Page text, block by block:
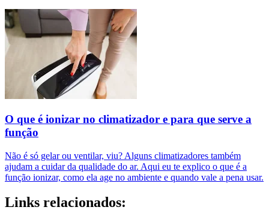
O que é ionizar no climatizador e para que serve a
função
Não é só gelar ou ventilar, viu? Alguns climatizadores também
ajudam a cuidar da qualidade do ar. Aqui eu te explico o que é a
função ionizar, como ela age no ambiente e quando vale a pena usar.
Links relacionados: